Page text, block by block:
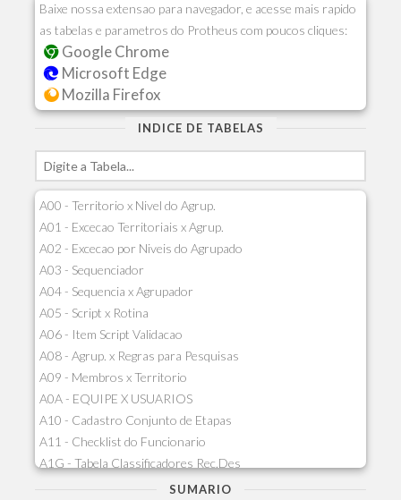
Baixe nossa extensao para navegador, e acesse mais rapido
as tabelas e parametros do Protheus com poucos cliques:
Google Chrome
Microsoft Edge
Mozilla Firefox
INDICE DE TABELAS
A00 - Territorio x Nivel do Agrup.
A01 - Excecao Territoriais x Agrup.
A02 - Excecao por Niveis do Agrupado
A03 - Sequenciador
A04 - Sequencia x Agrupador
A05 - Script x Rotina
A06 - Item Script Validacao
A08 - Agrup. x Regras para Pesquisas
A09 - Membros x Territorio
A0A - EQUIPE X USUARIOS
A10 - Cadastro Conjunto de Etapas
A11 - Checklist do Funcionario
A1G - Tabela Classificadores Rec.Des
A1H - Itens Tabela Classif.Rec.Desp.
SUMARIO